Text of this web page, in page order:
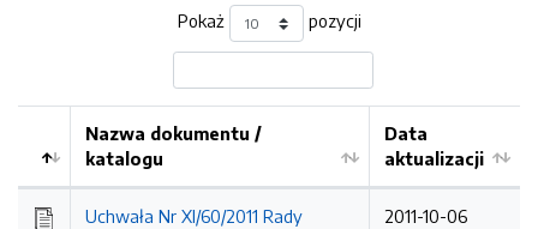
Pokaż pozycji
Nazwa dokumentu /
katalogu
Data
aktualizacji
Uchwała Nr XI/60/2011 Rady
2011-10-06